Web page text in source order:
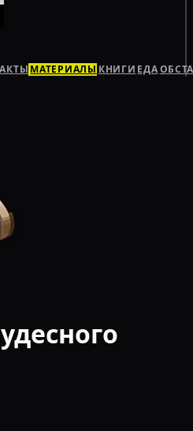
МАТЕРИАЛЫ КНИГИ ЕДА